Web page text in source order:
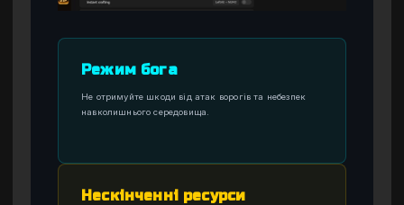
Режим бога
Не отримуйте шкоди від атак ворогів та небезпек
навколишнього середовища.
Нескінченні ресурси